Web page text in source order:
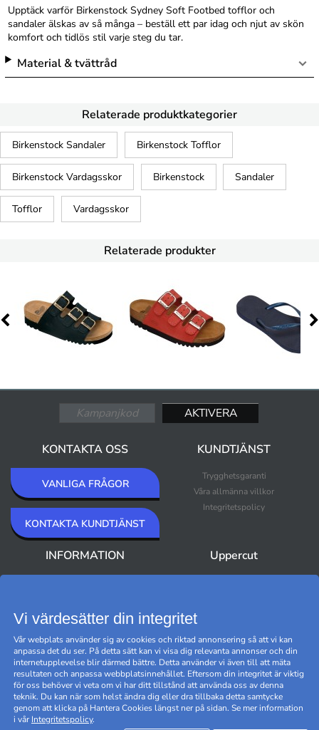
Upptäck varför Birkenstock Sydney Soft Footbed tofflor och
sandaler älskas av så många – beställ ett par idag och njut av skön
komfort och tidlös stil varje steg du tar.
Material & tvättråd
Relaterade produktkategorier
Birkenstock Sandaler Birkenstock Tofflor
Birkenstock Vardagsskor Birkenstock Sandaler
Tofflor Vardagsskor
Relaterade produkter
KONTAKTA OSS
VANLIGA FRÅGOR
KONTAKTA KUNDTJÄNST
KUNDTJÄNST
Trygghetsgaranti
Våra allmänna villkor
Integritetspolicy
INFORMATION Uppercut
Black Friday
Hantera cookies
Vi värdesätter din integritet
Vår webplats använder sig av cookies och riktad annonsering så att vi kan
anpassa det du ser. På detta sätt kan vi visa dig relevanta annonser och din
internetupplevelse blir därmed bättre. Detta använder vi även till att mäta
resultaten och anpassa webbplatsinnehållet. Eftersom din integritet är viktig
för oss behöver vi veta om vi har ditt tillstånd att använda oss av denna
teknik. Du kan när som helst ändra dig eller dra tillbaka detta samtycke
genom att klicka på Hantera Cookies längst ner på sidan. Se mer information
i vårIntegritetspolicy.